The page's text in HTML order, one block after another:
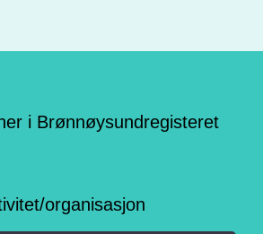
i Brønnøysundregisteret
organisasjon